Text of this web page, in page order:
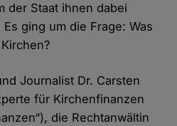
der Staat ihnen dabei
ging um die Frage: Was
Journalist Dr. Carsten
für Kirchenfinanzen
die Rechtanwältin